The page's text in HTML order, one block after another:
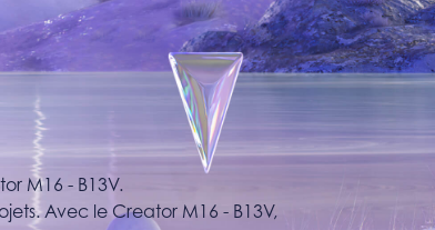
M16 - B13V.
Avec le Creator M16 - B13V,